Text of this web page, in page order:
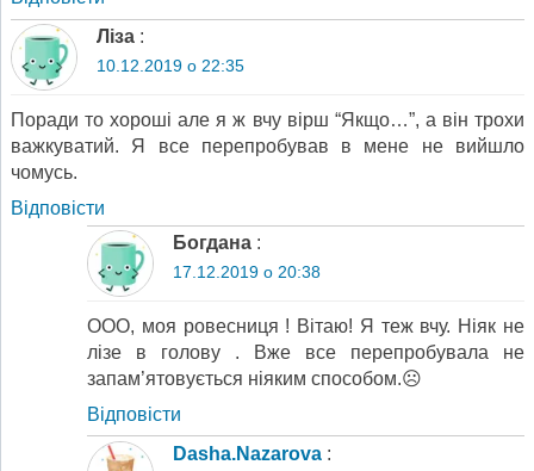
Ліза :
10.12.2019 о 22:35
Поради то хороші але я ж вчу вірш “Якщо…”, а він трохи
важкуватий. Я все перепробував в мене не вийшло
чомусь.
Відповіcти
Богдана :
17.12.2019 о 20:38
ООО, моя ровесниця ! Вітаю! Я теж вчу. Ніяк не
лізе в голову . Вже все перепробувала не
запам’ятовується ніяким способом.☹️
Відповіcти
Dasha.Nazarova :